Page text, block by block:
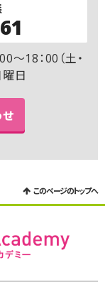
～18：00（土・
日
このページのトップへ